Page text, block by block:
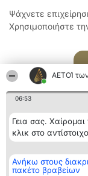
ΑΕΤΟΊ
06:53
Γεια σας.
κλικ στο
Ανήκω στους
πακέτο βραβείων
Ψάχνετε
Χρησιμοποιήστε
Διοργανωτής της
κατάταξης
BEAUTIFUL COMPANY